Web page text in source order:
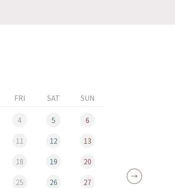
FRI SAT SUN
4 5 6
11 12 13
18 19 20
25 26 27